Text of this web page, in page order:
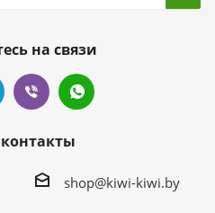
на связи
shop@kiwi-kiwi.by